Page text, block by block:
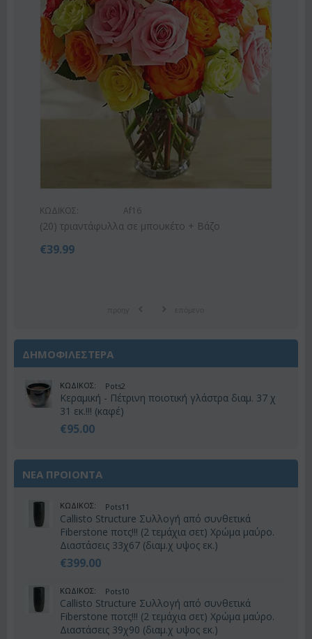
Ροζ ή λευκό μπουκέτο με οριένταλ λίλιουμ
55.00 €42.99
ΔΗΜΟΦΙΛΕΣΤΕΡΑ
ΚΩΔΙΚΟΣ: Pots2
Κεραμική - Πέτρινη ποιοτική γλάστρα διαμ. 37 χ
31 εκ.!!! (καφέ)
€95.00
ΝΕΑ ΠΡΟΙΟΝΤΑ
ΚΩΔΙΚΟΣ: Pots11
Callisto Structure Συλλογή από συνθετικά
Fiberstone ποτς!!! (2 τεμάχια σετ) Χρώμα μαύρο.
Διαστάσεις 33χ67 (διαμ.χ υψος εκ.)
€399.00
ΚΩΔΙΚΟΣ: Pots10
Callisto Structure Συλλογή από συνθετικά
Fiberstone ποτς!!! (2 τεμάχια σετ) Χρώμα μαύρο.
Διαστάσεις 39χ90 (διαμ.χ υψος εκ.)